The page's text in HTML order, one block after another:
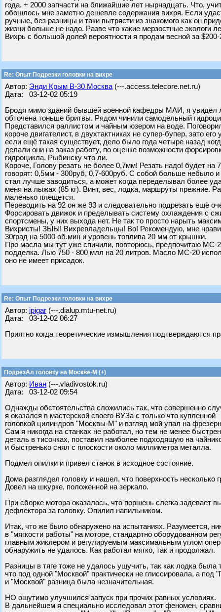
года. + 2000 запчасти на ближайшие лет нырнадцать. Что,
обошлось мне заметно дешевле содержания вихря. Если
ручные, без разницы и таки вытрясти из знакомого как он
жизни больше не надо. Разве что какие мерзостные экологи
Вихрь с большой долей вероятности я продам весной за
Re: Опыт Подрезки головки на вихре
Автор: Энди Крым В-30 Москва (---.access.telecore.net.ru)
Дата: 03-12-02 05:19
Бродя мимо зданий бывшей военной кафедры МАИ, я увидел
обточена тоньше бритвы. Рядом чинили самодельный
Представился раллистом и чайным юзером на воде.
короче двигателист, в двухтактниках не супер-бупер, зато
если ещё такая существует, дело было года четыре назад
делали они на заказ работу, по оценке возможности
гидроцикла, Рыбинску что ли.
Короче, Голову резать не более 0,7мм! Резать надо! будет на
говорят: 0,5мм - 300руб, 0,7-600руб. С собой больше небыло
стал лучше заводиться, а может когда переделывал более
меня на лыжах (85 кг). Винт, вес, лодка, маршруты прежние.
маленько плещется.
Переводить на 92 он же 93 и следовательно подрезать ещё
Форсировать движок и пределывать систему охлаждения с
спортсмены, у них выхода нет. Не так то просто нарыть
Вихристы! ЗЫЫ! Вихревладельцы! Во! Рекомендую, мне
30град на 5000 об.мин и уровень топлива 20 мм от крышки.
Про масла мы тут уже спичили, повторюсь, предпочитаю МС-
подделка. Лью 750 - 800 млл на 20 литров. Масло МС-20
оно не имеет присадок.
Re: Опыт Подрезки головки на вихре
Автор: ipigar (---.dialup.mtu-net.ru)
Дата: 03-12-02 06:27
Приятно когда теоретические измышления подтверждаются
ПодрезАл головку на Москве-М (+)
Автор: Иван (---.vladivostok.ru)
Дата: 03-12-02 09:54
Однажды обстоятельства сложились так, что совершенно
я оказался в мастерской своего ВУЗа с только что купленной
головкой цилиндров "Москвы-М" и взгляд мой упал на
Сам я никогда на станках не работал, но тем не менее
деталь в тисочках, поставил наиболее подходящую на
и быстренько снял с плоскости около миллиметра металла.
Подмел опилки и привел станок в исходное состояние.
Дома разглядел головку и нашел, что поверхность несколько
Довел на шкурке, положенной на зеркало.
При сборке мотора оказалось, что поршень слегка задевает
дефлектора за головку. Опилил напильником.
Итак, что же было обнаружено на испытаниях. Разумеется,
в "мягкости работы" на моторе, стандартно оборудованном
главным жиклером и регулируемым максимальным углом
обнаружить не удалось. Как работал мягко, так и продолжал.
Разницы в тяге тоже не удалось ущучить, так как лодка была
что под одной "Москвой" практически не глиссировала, а под
и "Москвой" разница была незначительная.
НО ощутимо улучшился запуск при прочих равных условиях.
В дальнейшем я специально исследовал этот феномен,